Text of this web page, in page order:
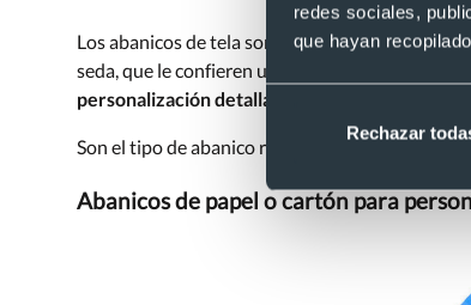
redes sociales,
que hayan
Rechazar
Los abanicos de tela son unaopción clásica,
seda, que le confieren una gran durabilidad y
personalización detallada y de alta calidad
Son el tipo de abanico recomendado para
Abanicos de papel o cartón para